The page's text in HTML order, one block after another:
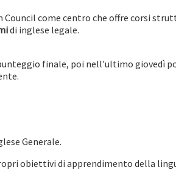
Council come centro che offre corsi
di inglese legale.
finale, poi nell'ultimo giovedì
Generale.
obiettivi di apprendimento della